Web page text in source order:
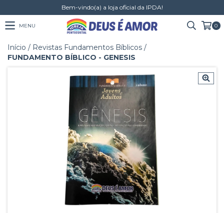
Bem-vindo(a) a loja oficial da IPDA!
MENU 0
Início / Revistas Fundamentos Bíblicos /
FUNDAMENTO BÍBLICO - GENESIS